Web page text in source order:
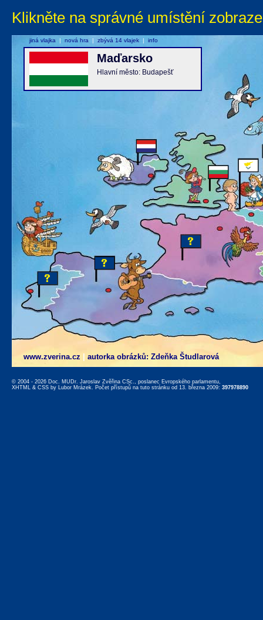
Klikněte na správné umístění
www.zverina.cz autorka obrázků: Zdeňka Študlarová
Maďarsko
Hlavní město: Budapešť
jiná vlajka | nová hra | zbývá 14 vlajek | info
© 2004 - 2026 Doc. MUDr. Jaroslav Zvěřina CSc., poslanec Evropského parlamentu,
XHTML & CSS by Lubor Mrázek. Počet přístupů na tuto stránku od 13. března 2009: 397978890